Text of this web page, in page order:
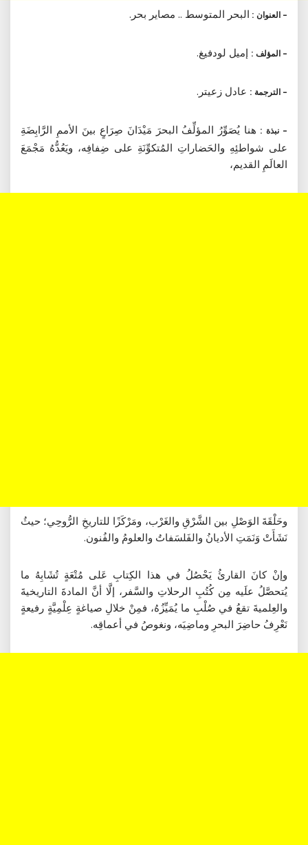
– العنوان : البحر المتوسط .. مصاير بحر.
– المؤلف : إميل لودفيغ.
– الترجمة : عادل زعيتر.
– نبذة : هنا يُصَوِّرُ المؤلِّفُ البحرَ مَيْدَانَ صِرَاعٍ بينَ الأممِ الرَّابِضَةِ
على شواطئِهِ والحَضاراتِ المُتكوِّنَةِ على ضِفافِه، ويَعُدُّهُ مَجْمَعَ
العالَمِ القديم،
وحَلْقَةَ الوَصْلِ بين الشَّرْقِ والغَرْب، ومَرْكَزًا للتاريخِ الرُّوحِي؛ حيثُ
نَشَأَتْ وَنَمَتِ الأديانُ والفَلسَفاتُ والعلومُ والفُنون.
وإنْ كانَ القارئُ يَحْصُلُ في هذا الكِتابِ عَلى مُتْعَةٍ تُشَابِهُ ما
يُتحصَّلُ علَيه مِن كُتُبِ الرحلاتِ والسَّفر، إلَّا أنَّ المادةَ التاريخيةَ
والعِلميةَ تقعُ في صُلْبِ ما يُمَيِّزُهُ، فمِنْ خلالِ صياغةٍ عِلْمِيَّةٍ رفيعةٍ
نَعْرِفُ حاضِرَ البحرِ وماضِيَه، ونغوصُ في أعماقِه.